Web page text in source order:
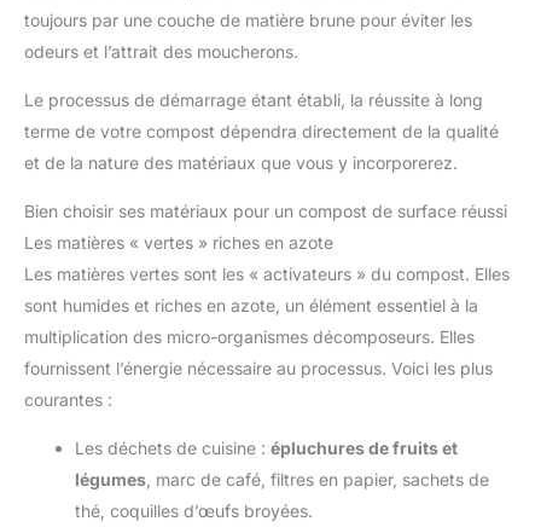
toujours par une couche de matière brune pour éviter les
odeurs et l’attrait des moucherons.
Le processus de démarrage étant établi, la réussite à long
terme de votre compost dépendra directement de la qualité
et de la nature des matériaux que vous y incorporerez.
Bien choisir ses matériaux pour un compost de surface réussi
Les matières « vertes » riches en azote
Les matières vertes sont les « activateurs » du compost. Elles
sont humides et riches en azote, un élément essentiel à la
multiplication des micro-organismes décomposeurs. Elles
fournissent l’énergie nécessaire au processus. Voici les plus
courantes :
Les déchets de cuisine : épluchures de fruits et
légumes , marc de café, filtres en papier, sachets de
thé, coquilles d’œufs broyées.